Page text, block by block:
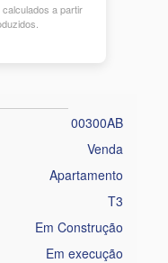
a partir
00300AB
Venda
Apartamento
T3
Em Construção
Em execução